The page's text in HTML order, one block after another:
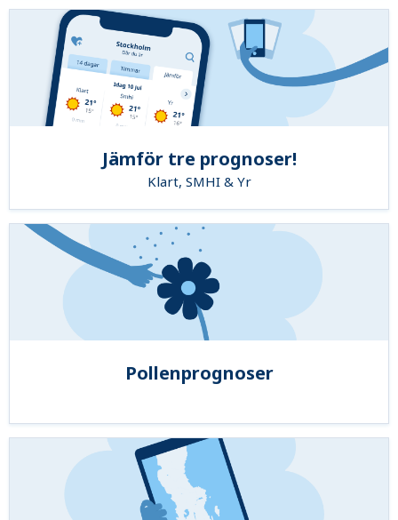
Jämför tre prognoser!
Klart, SMHI & Yr
Pollenprognoser